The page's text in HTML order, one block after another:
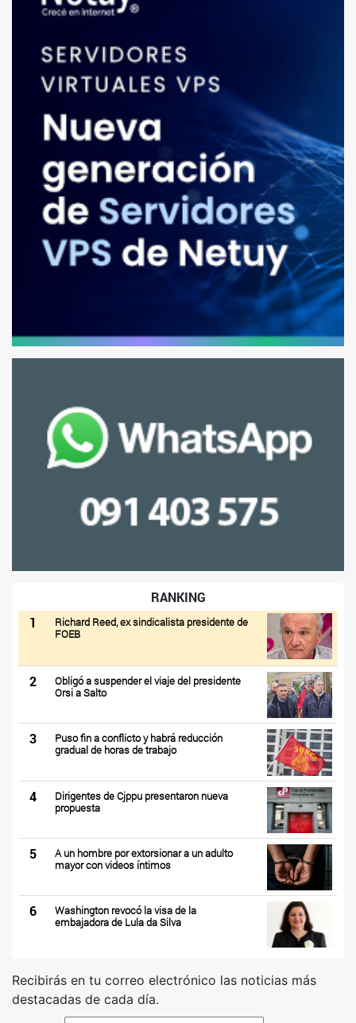
RANKING
1
Richard Reed, ex sindicalista presidente de
FOEB
2
Obligó a suspender el viaje del presidente
Orsi a Salto
3
Puso fin a conflicto y habrá reducción
gradual de horas de trabajo
4
Dirigentes de Cjppu presentaron nueva
propuesta
5
A un hombre por extorsionar a un adulto
mayor con videos íntimos
6
Washington revocó la visa de la
embajadora de Lula da Silva
Recibirás en tu correo electrónico las noticias más
destacadas de cada día.